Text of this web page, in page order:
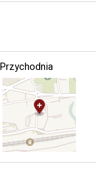
Przychodnia